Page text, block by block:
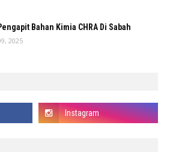
Bahan Kimia CHRA Di Sabah
2025